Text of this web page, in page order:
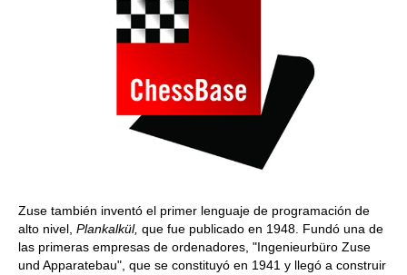
Zuse también inventó el primer lenguaje de programación de
alto nivel, Plankalkül, que fue publicado en 1948. Fundó una de
las primeras empresas de ordenadores, "Ingenieurbüro Zuse
und Apparatebau", que se constituyó en 1941 y llegó a construir